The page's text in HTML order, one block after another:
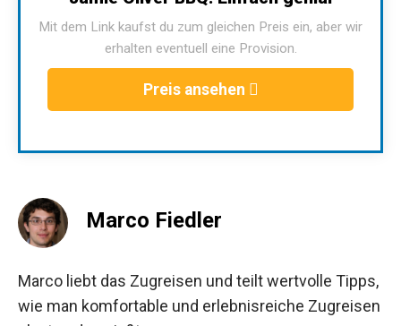
Mit dem Link kaufst du zum gleichen Preis ein, aber wir
erhalten eventuell eine Provision.
Preis ansehen
Marco Fiedler
Marco liebt das Zugreisen und teilt wertvolle Tipps,
wie man komfortable und erlebnisreiche Zugreisen